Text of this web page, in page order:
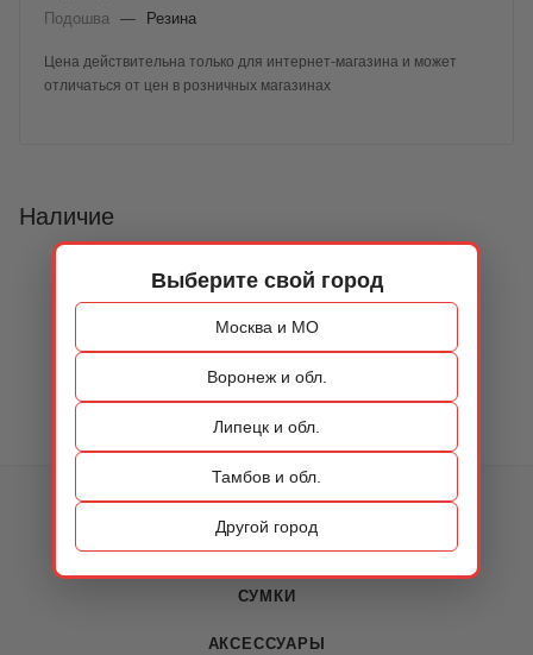
Выберите свой город
Москва и МО
Воронеж и обл.
Липецк и обл.
Тамбов и обл.
Другой город
Подошва
— Резина
Цена действительна только для интернет-магазина и может
отличаться от цен в розничных магазинах
Наличие
КАТАЛОГ
ОБУВЬ
СУМКИ
АКСЕССУАРЫ